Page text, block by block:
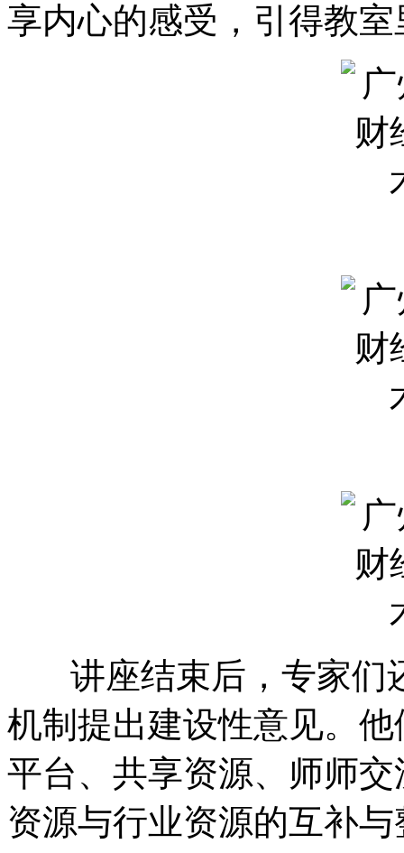
享内心的感受，引得教
讲座结束后，专家们
机制提出建设性意见。
平台、共享资源、师师
资源与行业资源的互补